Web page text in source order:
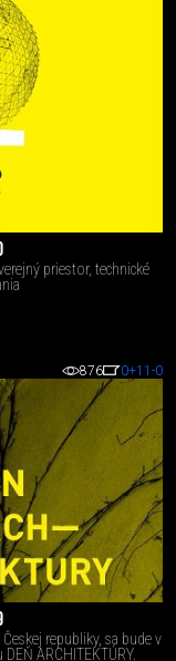
priestor, technické
876 0+11 -0
republiky, sa bude v
ARCHITEKTÚRY.